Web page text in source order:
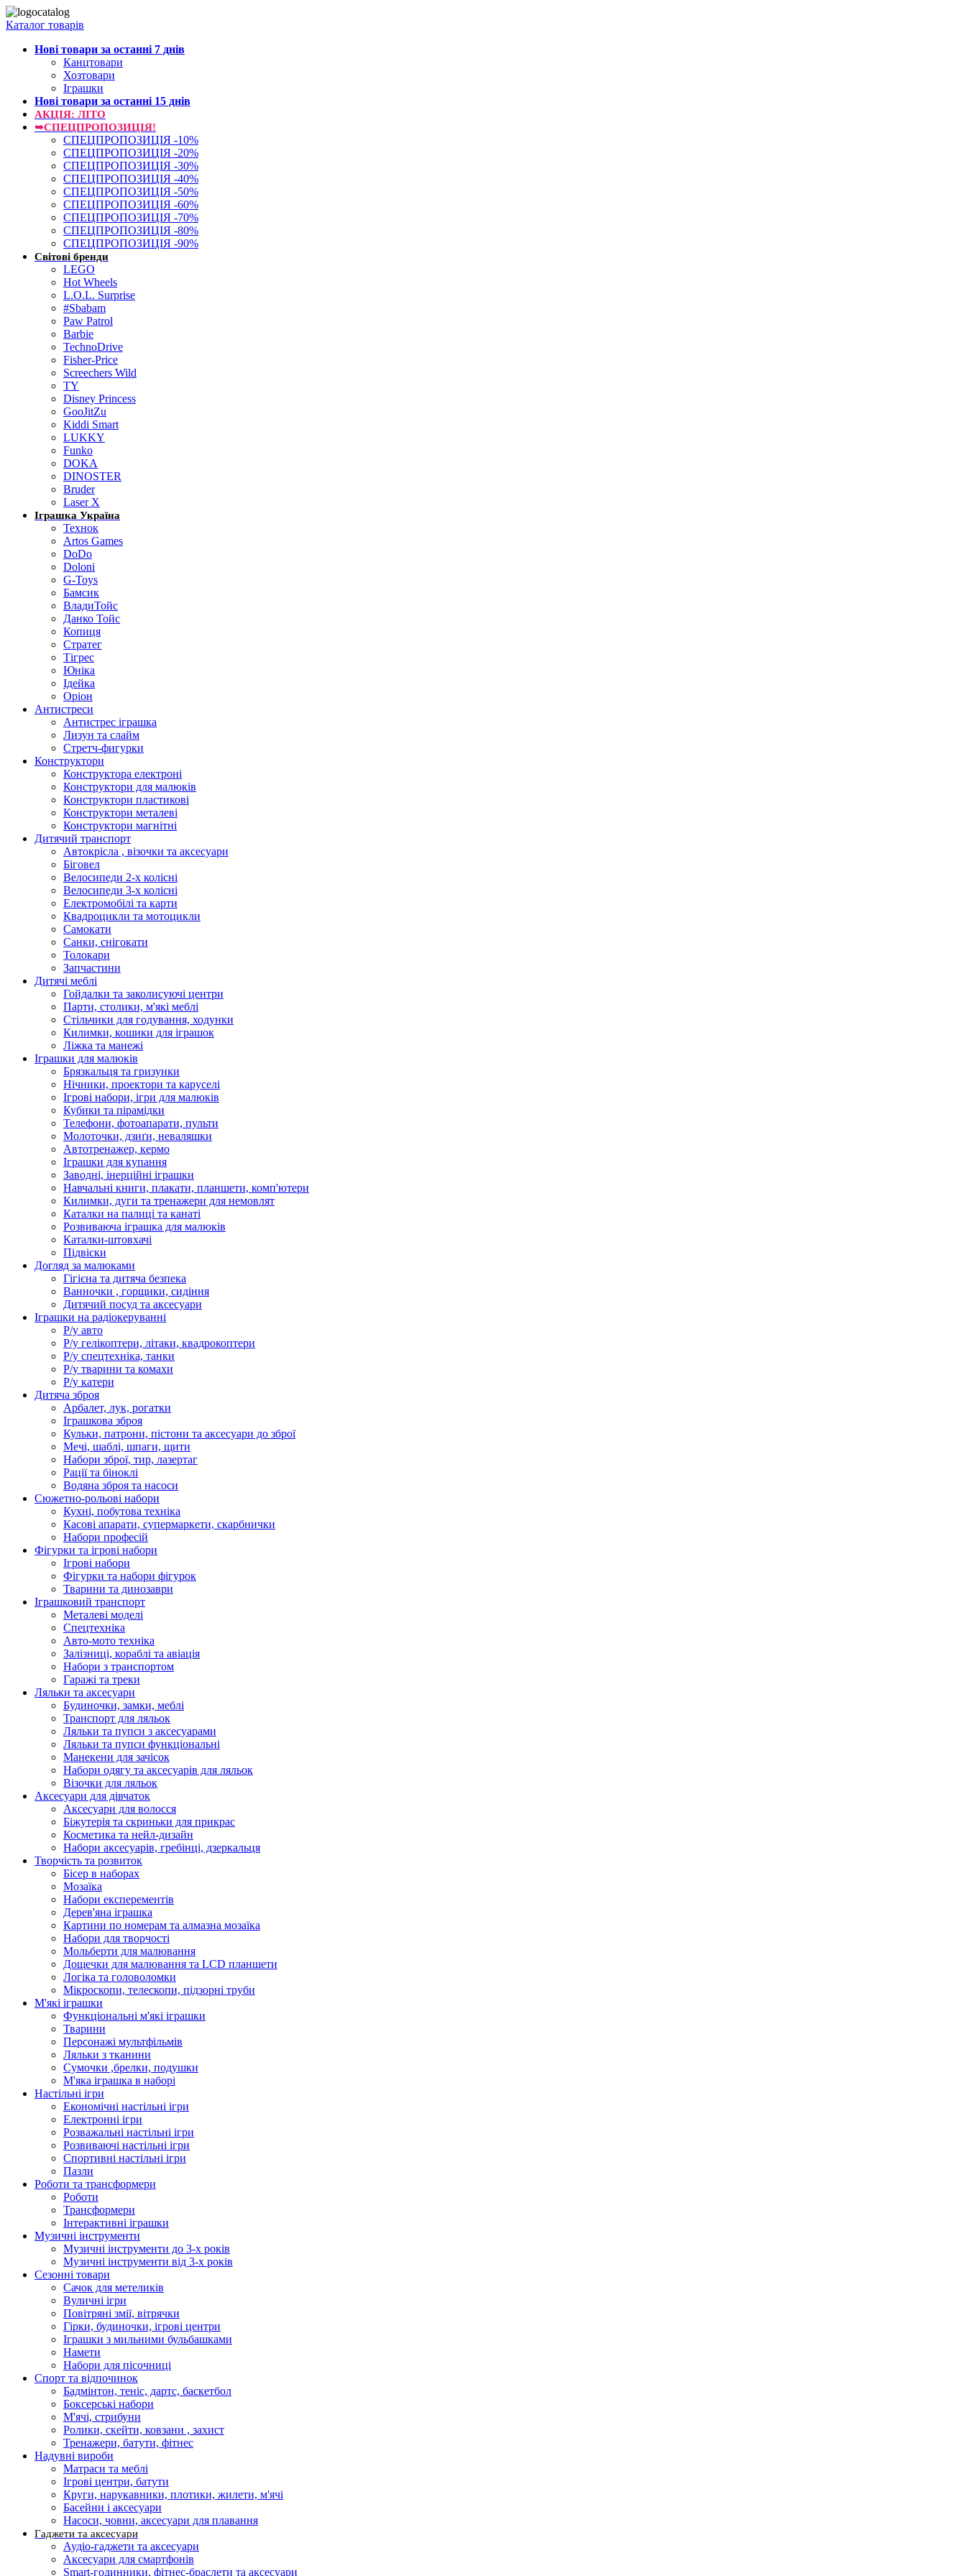
Каталог товарів
Нові товари за останнi 7 днiв
Канцтовари
Хозтовари
Іграшки
Нові товари за останнi 15 днiв
АКЦІЯ: ЛІТО
➥СПЕЦПРОПОЗИЦІЯ!
СПЕЦПРОПОЗИЦІЯ -10%
СПЕЦПРОПОЗИЦІЯ -20%
СПЕЦПРОПОЗИЦІЯ -30%
СПЕЦПРОПОЗИЦІЯ -40%
СПЕЦПРОПОЗИЦІЯ -50%
СПЕЦПРОПОЗИЦІЯ -60%
СПЕЦПРОПОЗИЦІЯ -70%
СПЕЦПРОПОЗИЦІЯ -80%
СПЕЦПРОПОЗИЦІЯ -90%
Світові бренди
LEGO
Hot Wheels
L.O.L. Surprise
#Sbabam
Paw Patrol
Barbie
TechnoDrive
Fisher-Price
Screechers Wild
TY
Disney Princess
GooJitZu
Kiddi Smart
LUKKY
Funko
DOKA
DINOSTER
Bruder
Laser X
Іграшка Україна
Технок
Artos Games
DoDo
Doloni
G-Toys
Бамсик
ВладиТойс
Данко Тойс
Копиця
Стратег
Тігрес
Юніка
Ідейка
Оріон
Антистреси
Антистрес іграшка
Лизун та слайм
Стретч-фигурки
Конструктори
Конструктора електроні
Конструктори для малюків
Конструктори пластикові
Конструктори металеві
Конструктори магнітні
Дитячий транспорт
Автокрісла , візочки та аксесуари
Біговел
Велосипеди 2-х колісні
Велосипеди 3-х колісні
Електромобілі та карти
Квадроцикли та мотоцикли
Самокати
Санки, снігокати
Толокари
Запчастини
Дитячі меблі
Гойдалки та заколисуючі центри
Парти, столики, м'які меблі
Стільчики для годування, ходунки
Килимки, кошики для іграшок
Ліжка та манежі
Іграшки для малюків
Брязкальця та гризунки
Нічники, проектори та каруселі
Ігрові набори, ігри для малюків
Кубики та пірамідки
Телефони, фотоапарати, пульти
Молоточки, дзиґи, неваляшки
Автотренажер, кермо
Іграшки для купання
Заводні, інерційні іграшки
Навчальні книги, плакати, планшети, комп'ютери
Килимки, дуги та тренажери для немовлят
Каталки на палиці та канаті
Розвиваюча іграшка для малюків
Каталки-штовхачі
Підвіски
Догляд за малюками
Гігієна та дитяча безпека
Ванночки , горщики, сидіння
Дитячий посуд та аксесуари
Іграшки на радіокеруванні
Р/у авто
Р/у гелікоптери, літаки, квадрокоптери
Р/у спецтехніка, танки
Р/у тварини та комахи
Р/у катери
Дитяча зброя
Арбалет, лук, рогатки
Іграшкова зброя
Кульки, патрони, пістони та аксесуари до зброї
Мечі, шаблі, шпаги, щити
Набори зброї, тир, лазертаг
Рації та біноклі
Водяна зброя та насоси
Сюжетно-рольові набори
Кухні, побутова техніка
Касові апарати, супермаркети, скарбнички
Набори професій
Фігурки та ігрові набори
Ігрові набори
Фігурки та набори фігурок
Тварини та динозаври
Іграшковий транспорт
Металеві моделі
Спецтехніка
Авто-мото техніка
Залізниці, кораблі та авіація
Набори з транспортом
Гаражі та треки
Ляльки та аксесуари
Будиночки, замки, меблі
Транспорт для ляльок
Ляльки та пупси з аксесуарами
Ляльки та пупси функціональні
Манекени для зачісок
Набори одягу та аксесуарів для ляльок
Візочки для ляльок
Аксесуари для дівчаток
Аксесуари для волосся
Біжутерія та скриньки для прикрас
Косметика та нейл-дизайн
Набори аксесуарів, гребінці, дзеркальця
Творчість та розвиток
Бісер в наборах
Мозаїка
Набори експерементів
Дерев'яна іграшка
Картини по номерам та алмазна мозаїка
Набори для творчості
Мольберти для малювання
Дощечки для малювання та LCD планшети
Логіка та головоломки
Мікроскопи, телескопи, підзорні труби
М'які іграшки
Функціональні м'які іграшки
Тварини
Персонажі мультфільмів
Ляльки з тканини
Сумочки ,брелки, подушки
М'яка іграшка в наборі
Настільні ігри
Економічні настільні ігри
Електронні ігри
Розважальні настільні ігри
Розвиваючі настільні ігри
Спортивні настільні ігри
Пазли
Роботи та трансформери
Роботи
Трансформери
Інтерактивні іграшки
Музичні інструменти
Музичні інструменти до 3-х років
Музичні інструменти від 3-х років
Сезонні товари
Сачок для метеликів
Вуличні ігри
Повітряні змії, вітрячки
Гірки, будиночки, ігрові центри
Іграшки з мильними бульбашками
Намети
Набори для пісочниці
Спорт та відпочинок
Бадмінтон, теніс, дартс, баскетбол
Боксерські набори
М'ячі, стрибуни
Ролики, скейти, ковзани , захист
Тренажери, батути, фітнес
Надувні вироби
Матраси та меблі
Ігрові центри, батути
Круги, нарукавники, плотики, жилети, м'ячі
Басейни і аксесуари
Насоси, човни, аксесуари для плавання
Гаджети та аксесуари
Аудіо-гаджети та аксесуари
Аксесуари для смартфонів
Smart-годинники, фітнес-браслети та аксесуари